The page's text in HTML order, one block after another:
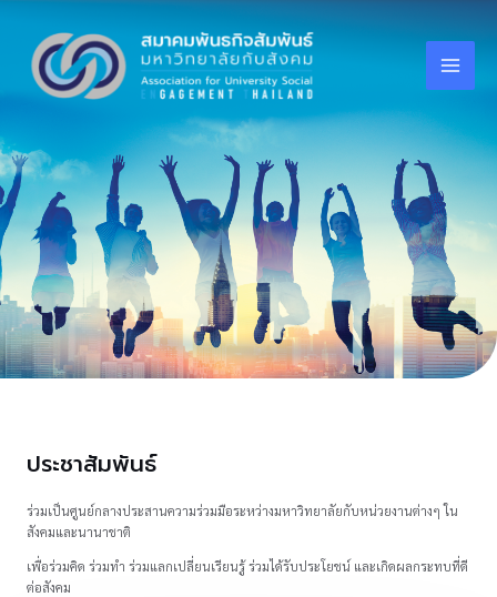
content
ประชาสัมพันธ์
ร่วมเป็นศูนย์กลางประสานความร่วมมือระหว่างมหาวิทยาลัยกับหน่วยงานต่างๆ ใน
สังคมและนานาชาติ
เพื่อร่วมคิด ร่วมทำ ร่วมแลกเปลี่ยนเรียนรู้ ร่วมได้รับประโยชน์ และเกิดผลกระทบที่ดี
ต่อสังคม